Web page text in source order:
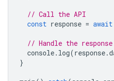
// Call the API
const response = await
// Handle the response
console. log(response.
}